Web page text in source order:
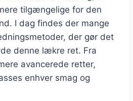
tilgængelige for den
I dag findes der mange
der gør det
denne lækre ret. Fra
avancerede retter,
enhver smag og